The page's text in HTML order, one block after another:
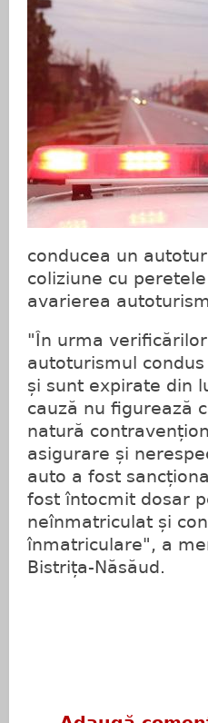
conducea un
coliziune cu
avarierea
"În urma
autoturismul
și sunt expirate din
cauză nu figurează
natură
asigurare și
auto a fost
fost întocmit dosar
neînmatriculat și
înmatriculare", a
Bistrița-Năsăud.